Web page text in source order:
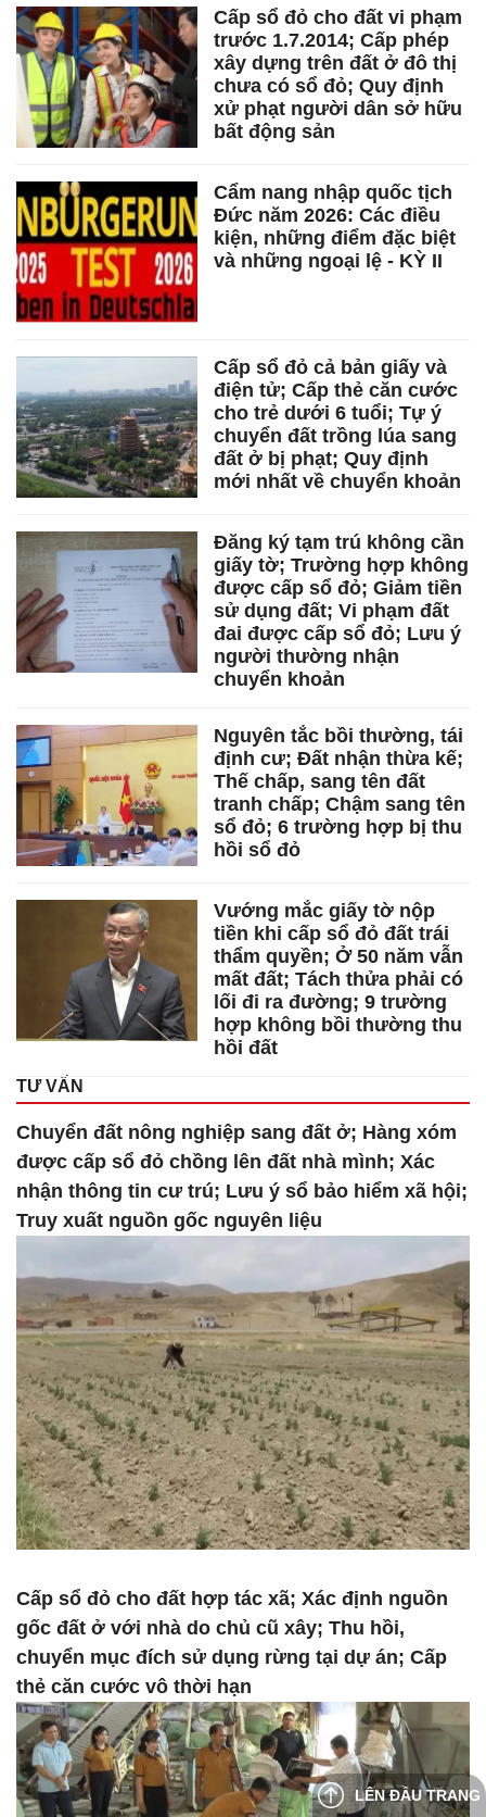
Cấp sổ đỏ cho đất vi phạm
trước 1.7.2014; Cấp phép
xây dựng trên đất ở đô thị
chưa có sổ đỏ; Quy định
xử phạt người dân sở hữu
bất động sản
Cẩm nang nhập quốc tịch
Đức năm 2026: Các điều
kiện, những điểm đặc biệt
và những ngoại lệ - KỲ II
Cấp sổ đỏ cả bản giấy và
điện tử; Cấp thẻ căn cước
cho trẻ dưới 6 tuổi; Tự ý
chuyển đất trồng lúa sang
đất ở bị phạt; Quy định
mới nhất về chuyển khoản
Đăng ký tạm trú không cần
giấy tờ; Trường hợp không
được cấp sổ đỏ; Giảm tiền
sử dụng đất; Vi phạm đất
đai được cấp sổ đỏ; Lưu ý
người thường nhận
chuyển khoản
Nguyên tắc bồi thường, tái
định cư; Đất nhận thừa kế;
Thế chấp, sang tên đất
tranh chấp; Chậm sang tên
sổ đỏ; 6 trường hợp bị thu
hồi sổ đỏ
Vướng mắc giấy tờ nộp
tiền khi cấp sổ đỏ đất trái
thẩm quyền; Ở 50 năm vẫn
mất đất; Tách thửa phải có
lối đi ra đường; 9 trường
hợp không bồi thường thu
hồi đất
TƯ VẤN
Chuyển đất nông nghiệp sang đất ở; Hàng xóm
được cấp sổ đỏ chồng lên đất nhà mình; Xác
nhận thông tin cư trú; Lưu ý sổ bảo hiểm xã hội;
Truy xuất nguồn gốc nguyên liệu
Cấp sổ đỏ cho đất hợp tác xã; Xác định nguồn
gốc đất ở với nhà do chủ cũ xây; Thu hồi,
chuyển mục đích sử dụng rừng tại dự án; Cấp
thẻ căn cước vô thời hạn
LÊN ĐẦU TRANG